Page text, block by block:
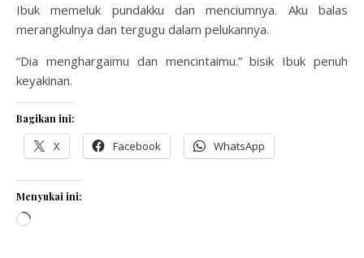
Ibuk memeluk pundakku dan menciumnya. Aku balas
merangkulnya dan tergugu dalam pelukannya.
“Dia menghargaimu dan mencintaimu.” bisik Ibuk penuh
keyakinan.
Bagikan ini:
X Facebook WhatsApp
Menyukai ini:
Memuat...